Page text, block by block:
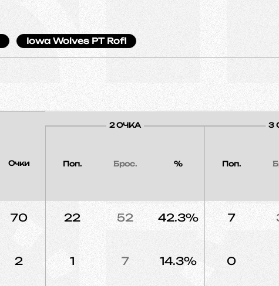
Iowa Wolves PT Rofl
Очки
2 ОЧКА
Поп. Брос. %
3
Поп.
70 22 52 42.3% 7
2 1 7 14.3% 0